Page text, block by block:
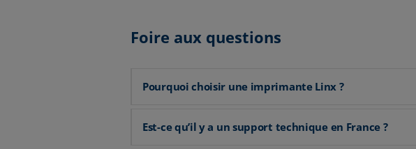
Foire aux questions
Pourquoi choisir une imprimante Linx ?
Est-ce qu’il y a un support technique en France ?